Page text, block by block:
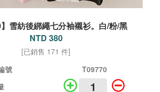
】雪紡後綁繩七分袖襯衫。白/粉/黑
NTD 380
[已銷售 171 件]
號
T09770